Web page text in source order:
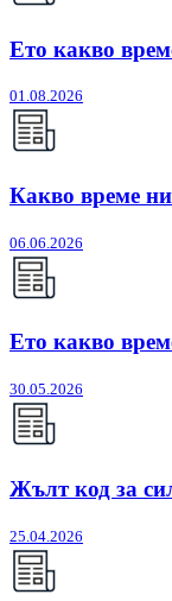
Ето какво
01.08.2026
Какво време
06.06.2026
Ето какво
30.05.2026
Жълт код за
25.04.2026